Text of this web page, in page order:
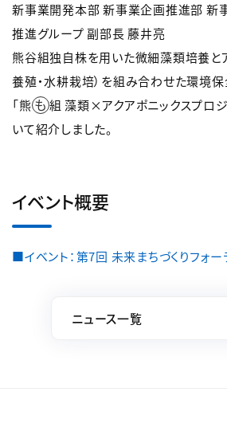
新事業開発本部 新事業企画推進部 新
推進グループ 副部長 藤井亮
熊谷組独自株を用いた微細藻類培養と
養殖・水耕栽培）を組み合わせた環境保
「熊も組 藻類×アクアポニックスプロ
いて紹介しました。
イベント概要
■イベント：第7回 未来まちづくりフォー
ニュース一覧